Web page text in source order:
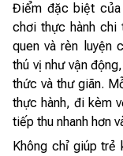
Điểm đặc biệt của
chơi thực hành
quen và rèn luyện
thú vị như vận
thức và thư giãn.
thực hành, đi kèm
tiếp thu nhanh hơn
Không chỉ giúp trẻ